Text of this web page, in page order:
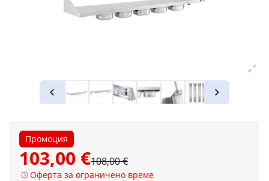
Промоция
103,00 €108,00 €
Оферта за ограничено време